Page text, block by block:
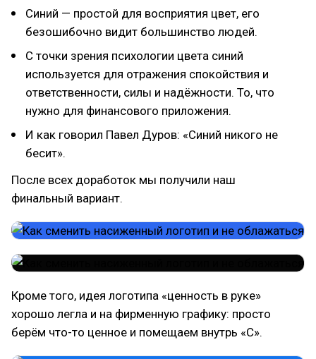
Синий — простой для восприятия цвет, его
безошибочно видит большинство людей.
С точки зрения психологии цвета синий
используется для отражения спокойствия и
ответственности, силы и надёжности. То, что
нужно для финансового приложения.
И как говорил Павел Дуров: «Синий никого не
бесит».
После всех доработок мы получили наш
финальный вариант.
Кроме того, идея логотипа «ценность в руке»
хорошо легла и на фирменную графику: просто
берём что-то ценное и помещаем внутрь «С».